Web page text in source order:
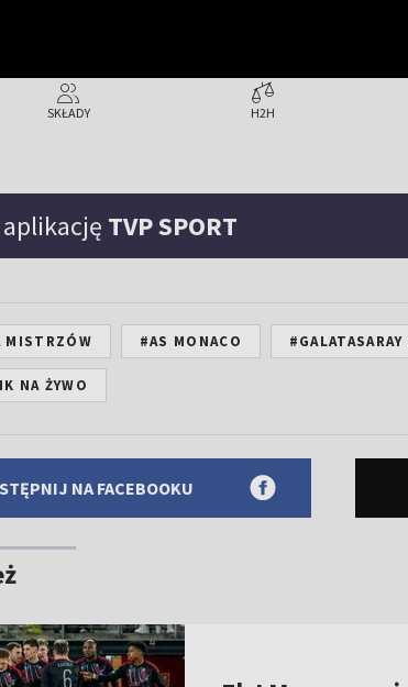
SKŁADY H2H
TVP SPORT
MISTRZÓW #AS MONACO
NA ŻYWO
NA FACEBOOKU